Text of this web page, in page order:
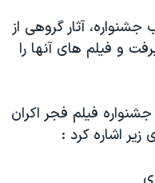
آثار گروهی از
و فیلم های آنها را
فیلم فجر اکران
اشاره کرد :